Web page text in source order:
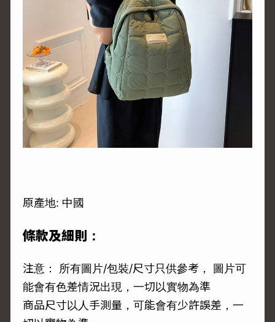
原產地: 中國
條款及細則：
注意： 所有圖片/包裝/尺寸只供參考， 圖片可
能會有色差情況出現，一切以實物為準
商品尺寸以人手測量，可能會有少許誤差，一